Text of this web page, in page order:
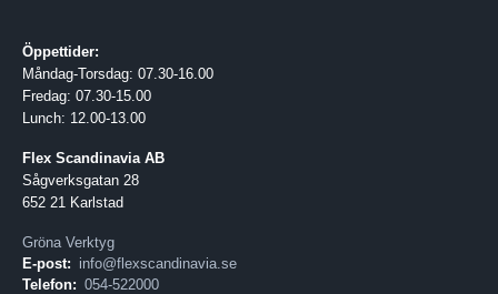
Öppettider:
Måndag-Torsdag: 07.30-16.00
Fredag: 07.30-15.00
Lunch: 12.00-13.00
Flex Scandinavia AB
Sågverksgatan 28
652 21 Karlstad
Gröna Verktyg
E-post: info@flexscandinavia.se
Telefon: 054-522000